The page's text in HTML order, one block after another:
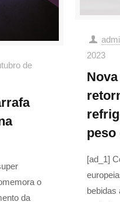
de
o
da
2023
peso
[ad_1]
bebidas